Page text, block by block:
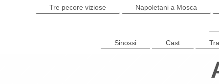
Tre pecore viziose Napoletani a Mosca
Sinossi Cast